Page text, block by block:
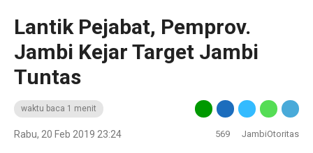
Lantik Pejabat, Pemprov.
Jambi Kejar Target Jambi
Tuntas
waktu baca 1 menit
Rabu, 20 Feb 2019 23:24 569 JambiOtoritas